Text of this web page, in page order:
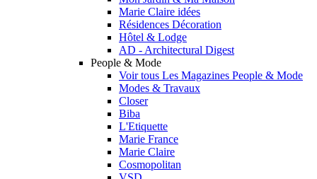
Marie Claire idées
Résidences Décoration
Hôtel & Lodge
AD - Architectural Digest
People & Mode
Voir tous Les Magazines People & Mode
Modes & Travaux
Closer
Biba
L'Etiquette
Marie France
Marie Claire
Cosmopolitan